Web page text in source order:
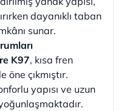
dayanıklı taban
sunar.
K97, kısa fren
çıkmıştır.
yapısı ve uzun